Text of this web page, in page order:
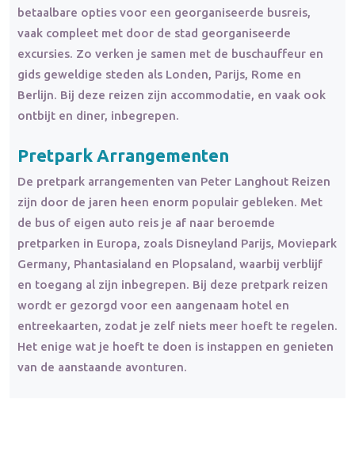
betaalbare opties voor een georganiseerde busreis,
vaak compleet met door de stad georganiseerde
excursies. Zo verken je samen met de buschauffeur en
gids geweldige steden als Londen, Parijs, Rome en
Berlijn. Bij deze reizen zijn accommodatie, en vaak ook
ontbijt en diner, inbegrepen.
Pretpark Arrangementen
De pretpark arrangementen van Peter Langhout Reizen
zijn door de jaren heen enorm populair gebleken. Met
de bus of eigen auto reis je af naar beroemde
pretparken in Europa, zoals Disneyland Parijs, Moviepark
Germany, Phantasialand en Plopsaland, waarbij verblijf
en toegang al zijn inbegrepen. Bij deze pretpark reizen
wordt er gezorgd voor een aangenaam hotel en
entreekaarten, zodat je zelf niets meer hoeft te regelen.
Het enige wat je hoeft te doen is instappen en genieten
van de aanstaande avonturen.